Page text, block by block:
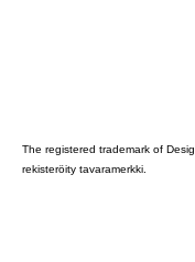
The registered trademark of
rekisteröity tavaramerkki.